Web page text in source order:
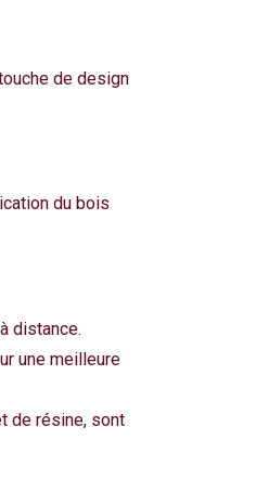
de design
du bois
distance.
une meilleure
de résine, sont